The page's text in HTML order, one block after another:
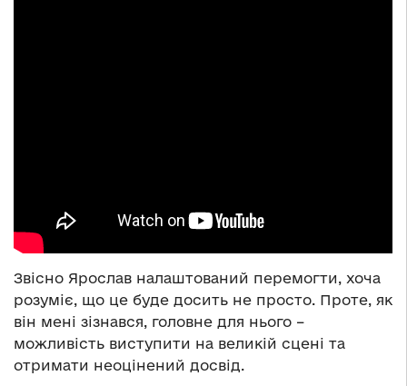
Звісно Ярослав налаштований перемогти, хоча
розуміє, що це буде досить не просто. Проте, як
він мені зізнався, головне для нього –
можливість виступити на великій сцені та
отримати неоцінений досвід.